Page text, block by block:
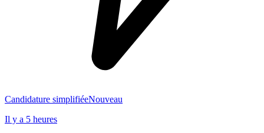
Candidature simplifiéeNouveau
Il y a 5 heures